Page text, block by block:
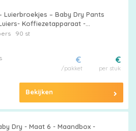
Luierbroekjes – Baby Dry Pants
Koffiezetapparaat -
- Koffiezetapparaat
90 st
€
per stuk
€
/pakket
Bekijken
Dry - Maat 6 - Maandbox -